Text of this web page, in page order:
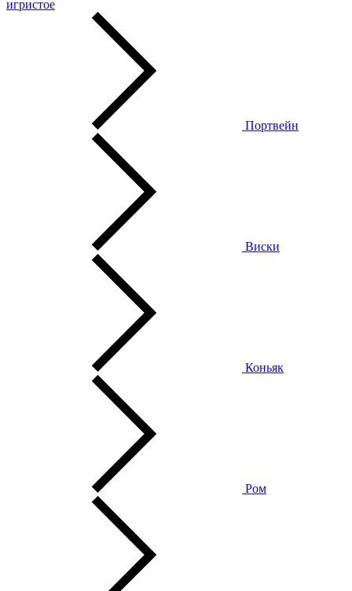
игристое
Портвейн
Виски
Коньяк
Ром